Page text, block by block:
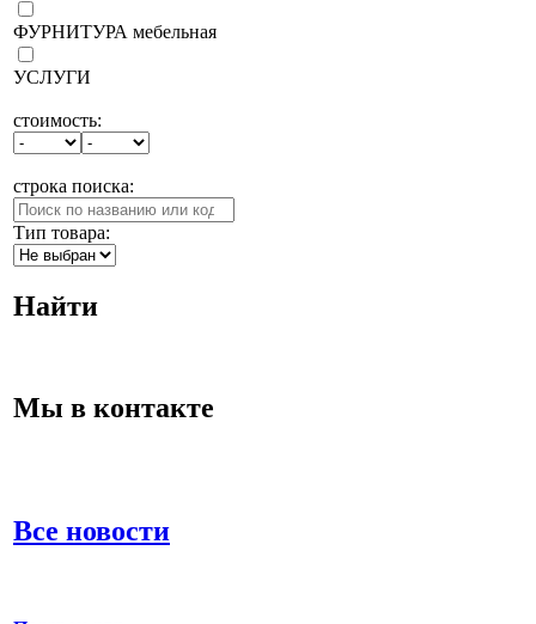
ФУРНИТУРА мебельная
УСЛУГИ
стоимость:
строка поиска:
Тип товара:
Найти
Мы в контакте
Все новости